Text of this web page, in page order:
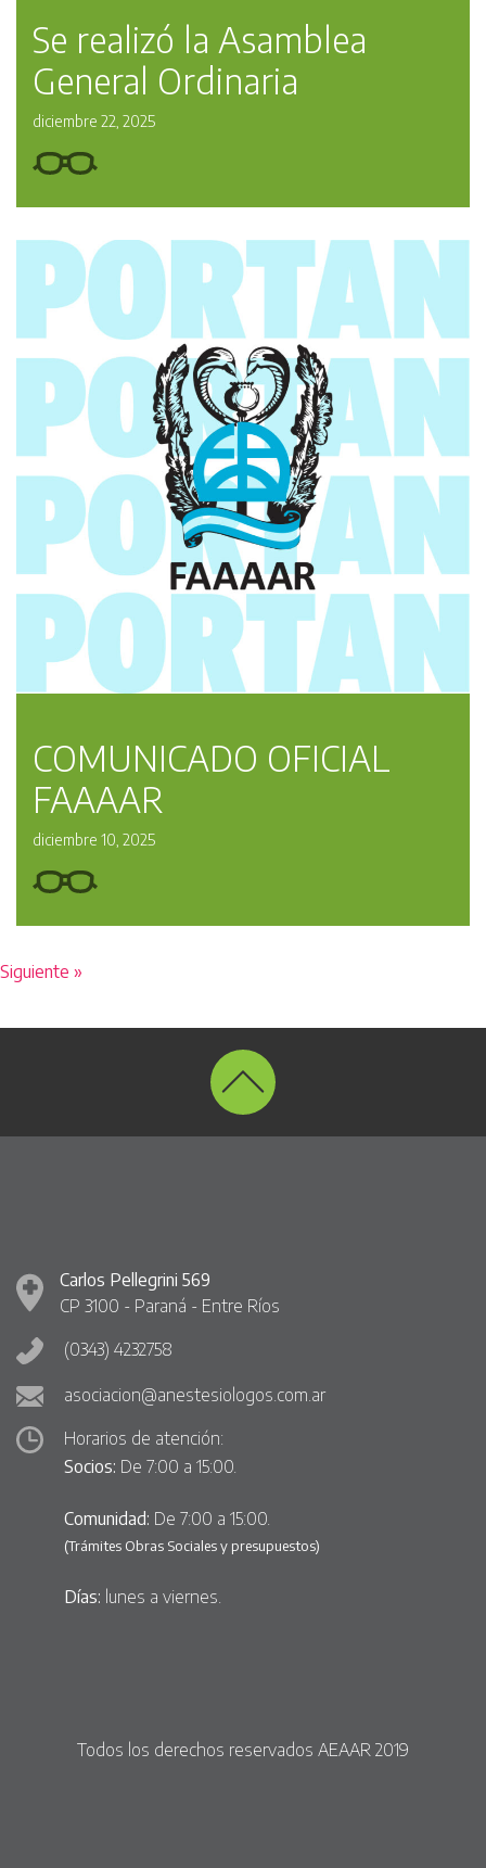
Se realizó la Asamblea
General Ordinaria
diciembre 22, 2025
COMUNICADO OFICIAL
FAAAAR
diciembre 10, 2025
Siguiente »
Carlos Pellegrini 569
CP 3100 - Paraná - Entre Ríos
(0343) 4232758
asociacion@anestesiologos.com.ar
Horarios de atención:
Socios: De 7:00 a 15:00.
Comunidad: De 7:00 a 15:00.
(Trámites Obras Sociales y presupuestos)
Días: lunes a viernes.
Todos los derechos reservados AEAAR 2019